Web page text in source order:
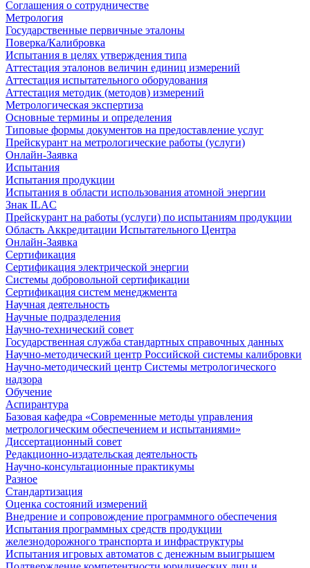
Соглашения о сотрудничестве
Метрология
Государственные первичные эталоны
Поверка/Калибровка
Испытания в целях утверждения типа
Аттестация эталонов величин единиц измерений
Аттестация испытательного оборудования
Аттестация методик (методов) измерений
Метрологическая экспертиза
Основные термины и определения
Типовые формы документов на предоставление услуг
Прейскурант на метрологические работы (услуги)
Онлайн-Заявка
Испытания
Испытания продукции
Испытания в области использования атомной энергии
Знак ILAC
Прейскурант на работы (услуги) по испытаниям продукции
Область Аккредитации Испытательного Центра
Онлайн-Заявка
Сертификация
Сертификация электрической энергии
Системы добровольной сертификации
Сертификация систем менеджмента
Научная деятельность
Научные подразделения
Научно-технический совет
Государственная служба стандартных справочных данных
Научно-методический центр Российской системы калибровки
Научно-методический центр Системы метрологического
надзора
Обучение
Аспирантура
Базовая кафедра «Современные методы управления
метрологическим обеспечением и испытаниями»
Диссертационный совет
Редакционно-издательская деятельность
Научно-консультационные практикумы
Разное
Стандартизация
Оценка состояний измерений
Внедрение и сопровождение программного обеспечения
Испытания программных средств продукции
железнодорожного транспорта и инфраструктуры
Испытания игровых автоматов с денежным выигрышем